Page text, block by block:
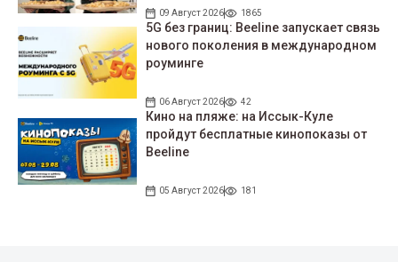
09 Август 2026 1865
5G без границ: Beeline запускает связь
нового поколения в международном
роуминге
06 Август 2026 42
Кино на пляже: на Иссык-Куле
пройдут беcплатные кинопоказы от
Beeline
05 Август 2026 181